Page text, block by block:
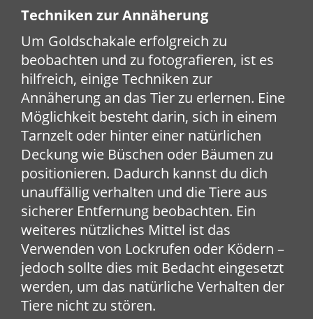
Techniken zur Annäherung
Um Goldschakale erfolgreich zu
beobachten und zu fotografieren, ist es
hilfreich, einige Techniken zur
Annäherung an das Tier zu erlernen. Eine
Möglichkeit besteht darin, sich in einem
Tarnzelt oder hinter einer natürlichen
Deckung wie Büschen oder Bäumen zu
positionieren. Dadurch kannst du dich
unauffällig verhalten und die Tiere aus
sicherer Entfernung beobachten. Ein
weiteres nützliches Mittel ist das
Verwenden von Lockrufen oder Ködern –
jedoch sollte dies mit Bedacht eingesetzt
werden, um das natürliche Verhalten der
Tiere nicht zu stören.